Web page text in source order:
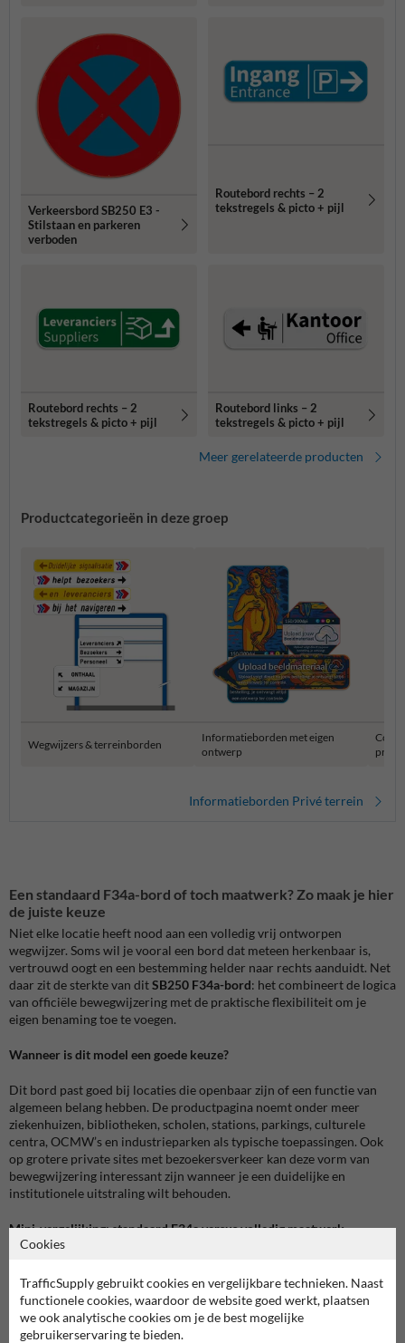
Verkeersbord SB250 E3 -
Stilstaan en parkeren
verboden
Routebord rechts – 2
tekstregels & picto + pijl
Routebord rechts – 2
tekstregels & picto + pijl
Routebord links – 2
tekstregels & picto + pijl
Meer gerelateerde producten
Productcategorieën in deze groep
Wegwijzers & terreinborden
Informatieborden met eigen
ontwerp
Informatieborden Privé terrein
Een standaard F34a-bord of toch maatwerk? Zo maak je hier
de juiste keuze
Niet elke locatie heeft nood aan een volledig vrij ontworpen
wegwijzer. Soms wil je vooral een bord dat meteen herkenbaar is,
vertrouwd oogt en een bestemming helder naar rechts aanduidt. Net
daar zit de sterkte van ditSB250 F34a-bord: het combineert de logica
van officiële bewegwijzering met de praktische flexibiliteit om je
eigen benaming toe te voegen.
Wanneer is dit model een goede keuze?
Dit bord past goed bij locaties die openbaar zijn of een functie van
algemeen belang hebben. De productpagina noemt onder meer
ziekenhuizen, bibliotheken, scholen, stations, parkings, culturele
centra, OCMW’s en industrieparken als typische toepassingen. Ook
op grotere private sites met bezoekersverkeer kan deze vorm van
bewegwijzering interessant zijn wanneer je een duidelijke en
institutionele uitstraling wilt behouden.
Mini-vergelijking: standaard F34a versus volledig maatwerk
naar rechtsnodig hebt met een korte benaming die meteen
herkenbaar moet zijn. De lange, smalle vorm van 1200 x 150 mm is
daar goed voor geschikt. Ze dwingt je ook om de boodschap
kernachtig te houden, wat in de praktijk net een voordeel is voor
Cookies
TrafficSupply gebruikt cookies en vergelijkbare technieken. Naast
functionele cookies, waardoor de website goed werkt, plaatsen
we ook analytische cookies om je de best mogelijke
gebruikerservaring te bieden.